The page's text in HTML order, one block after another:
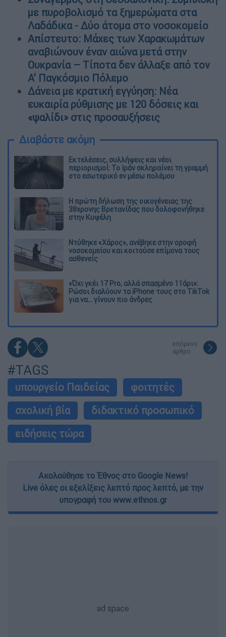
με πυροβολισμό τα ξημερώματα στα
Λαδάδικα - Δύο άτομα στο νοσοκομείο
Απίστευτο: Μάχες των Χαρακωμάτων
αναβιώνουν έναν αιώνα μετά στην
Ουκρανία – Τίποτα δεν άλλαξε από τον
Α’ Παγκόσμιο Πόλεμο
Δάνεια με κρατική εγγύηση: Νέα
ευκαιρία ρύθμισης με 120 δόσεις και
«ψαλίδι» στις προσαυξήσεις
Διαβάστε ακόμη
Εκτελέσεις, συλλήψεις και νέοι
περιορισμοί: Το Ιράν σκληραίνει τη γραμμή
στο εσωτερικό εν μέσω πολέμου
Η πρώτη δήλωση της οικογένειας της
38χρονης Βρετανίδας που δολοφονήθηκε
στην Κυψέλη
Ντύθηκε «Χάρος», ανέβηκε στην οροφή
νοσοκομείου και κοιτούσε επίμονα τους
ασθενείς
«Όχι γκέι 17 Pro, αλλά σπασμένο 11άρι»:
Ρώσοι διαλύουν τα iPhone τους στο TikTok
για να... γίνουν πιο άνδρες
επόμενο
άρθρο
#TAGS
υπουργείο Παιδείας
φοιτητές
σχολική βία
διδακτικό προσωπικό
ειδήσεις τώρα
Ακολούθησε το Έθνος στο Google News!
Live όλες οι εξελίξεις λεπτό προς λεπτό, με την
υπογραφή του www.ethnos.gr